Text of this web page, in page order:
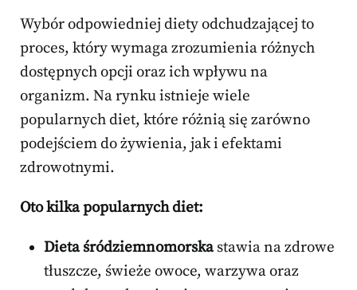
Wybór odpowiedniej diety odchudzającej to
proces, który wymaga zrozumienia różnych
dostępnych opcji oraz ich wpływu na
organizm. Na rynku istnieje wiele
popularnych diet, które różnią się zarówno
podejściem do żywienia, jak i efektami
zdrowotnymi.
Oto kilka popularnych diet:
Dieta śródziemnomorskastawia na zdrowe
tłuszcze, świeże owoce, warzywa oraz